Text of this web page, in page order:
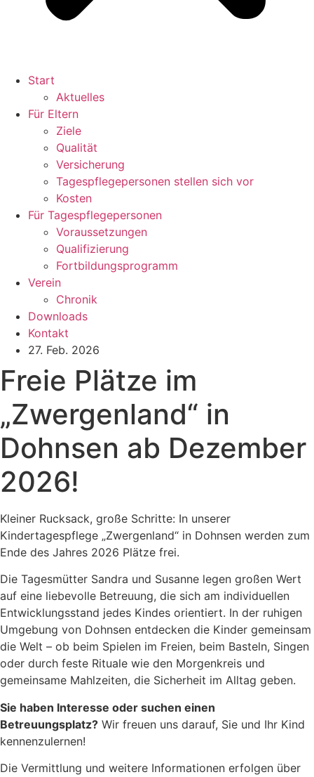
Start
Aktuelles
Für Eltern
Ziele
Qualität
Versicherung
Tagespflegepersonen stellen sich vor
Kosten
Für Tagespflegepersonen
Voraussetzungen
Qualifizierung
Fortbildungsprogramm
Verein
Chronik
Downloads
Kontakt
27. Feb. 2026
Freie Plätze im
„Zwergenland“ in
Dohnsen ab Dezember
2026!
Kleiner Rucksack, große Schritte: In unserer
Kindertagespflege „Zwergenland“ in Dohnsen werden zum
Ende des Jahres 2026 Plätze frei.
Die Tagesmütter Sandra und Susanne legen großen Wert
auf eine liebevolle Betreuung, die sich am individuellen
Entwicklungsstand jedes Kindes orientiert. In der ruhigen
Umgebung von Dohnsen entdecken die Kinder gemeinsam
die Welt – ob beim Spielen im Freien, beim Basteln, Singen
oder durch feste Rituale wie den Morgenkreis und
gemeinsame Mahlzeiten, die Sicherheit im Alltag geben.
Sie haben Interesse oder suchen einen
Betreuungsplatz? Wir freuen uns darauf, Sie und Ihr Kind
kennenzulernen!
Die Vermittlung und weitere Informationen erfolgen über